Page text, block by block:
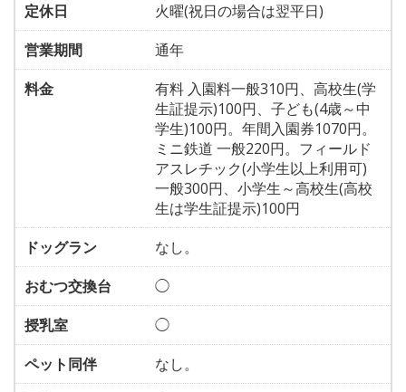
定休日
火曜(祝日の場合は翌平日)
営業期間
通年
料金
有料 入園料一般310円、高校生(学
生証提示)100円、子ども(4歳～中
学生)100円。年間入園券1070円。
ミニ鉄道 一般220円。フィールド
アスレチック(小学生以上利用可)
一般300円、小学生～高校生(高校
生は学生証提示)100円
ドッグラン
なし。
おむつ交換台
◯
授乳室
◯
ペット同伴
なし。